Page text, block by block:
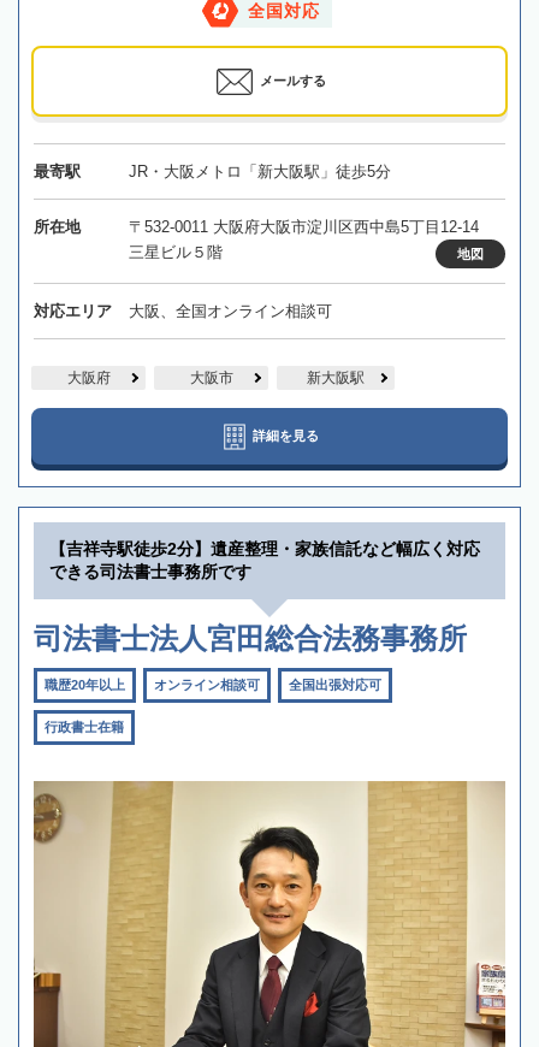
全国対応
メールする
最寄駅 JR・大阪メトロ「新大阪駅」徒歩5分
所在地
〒532-0011 大阪府大阪市淀川区西中島5丁目12-14
三星ビル５階
地図
対応エリア 大阪、全国オンライン相談可
大阪府 大阪市 新大阪駅
詳細を見る
【吉祥寺駅徒歩2分】遺産整理・家族信託など幅広く対応
できる司法書士事務所です
司法書士法人宮田総合法務事務所
職歴20年以上 オンライン相談可 全国出張対応可
行政書士在籍